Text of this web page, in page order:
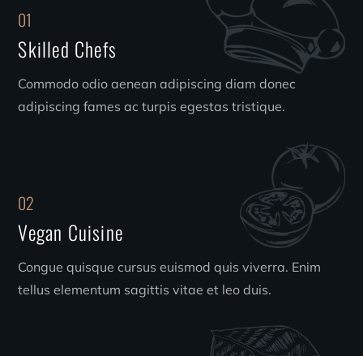
01
Skilled Chefs
Commodo odio aenean adipiscing diam donec
adipiscing fames ac turpis egestas tristique.
02
Vegan Cuisine
Congue quisque cursus euismod quis viverra. Enim
tellus elementum sagittis vitae et leo duis.